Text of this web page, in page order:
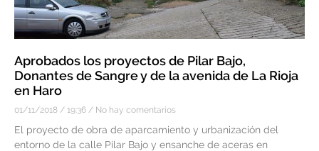
Aprobados los proyectos de Pilar Bajo,
Donantes de Sangre y de la avenida de La Rioja
en Haro
01/11/2018 19:36 No hay comentarios
El proyecto de obra de aparcamiento y urbanización del
entorno de la calle Pilar Bajo y ensanche de aceras en